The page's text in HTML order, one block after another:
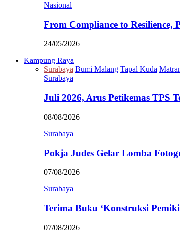
Nasional
From Compliance to
24/05/2026
Kampung Raya
Surabaya Bumi Malang Tapal Kuda
Surabaya
Juli 2026, Arus Petikemas TPS
08/08/2026
Surabaya
Pokja Judes Gelar Lomba
07/08/2026
Surabaya
Terima Buku ‘Konstruksi
07/08/2026